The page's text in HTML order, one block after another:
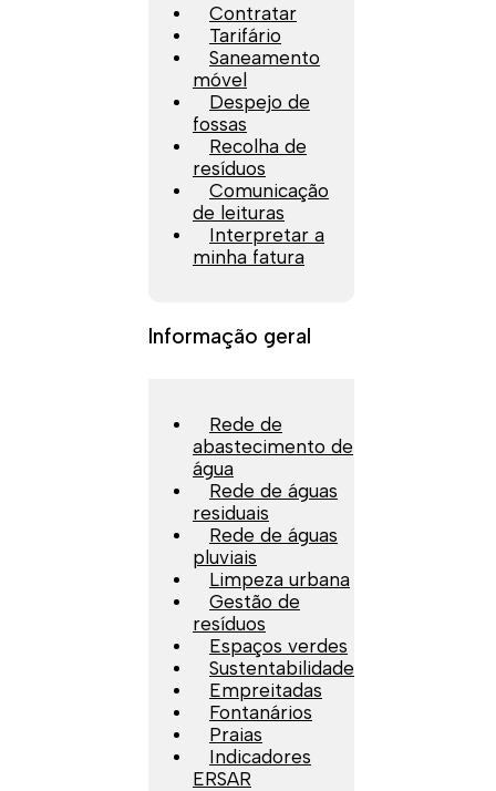
Contratar
Tarifário
Saneamento
móvel
Despejo de
fossas
Recolha de
resíduos
Comunicação
de leituras
Interpretar a
minha fatura
Informação geral
Rede de
abastecimento de
água
Rede de águas
residuais
Rede de águas
pluviais
Limpeza urbana
Gestão de
resíduos
Espaços verdes
Sustentabilidade
Empreitadas
Fontanários
Praias
Indicadores
ERSAR